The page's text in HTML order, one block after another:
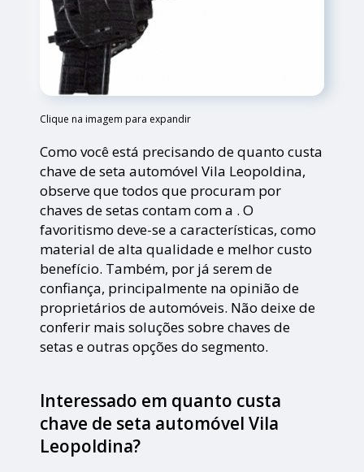
Clique na imagem para expandir
Como você está precisando de quanto custa
chave de seta automóvel Vila Leopoldina,
observe que todos que procuram por
chaves de setas contam com a . O
favoritismo deve-se a características, como
material de alta qualidade e melhor custo
benefício. Também, por já serem de
confiança, principalmente na opinião de
proprietários de automóveis. Não deixe de
conferir mais soluções sobre chaves de
setas e outras opções do segmento.
Interessado em quanto custa
chave de seta automóvel Vila
Leopoldina?